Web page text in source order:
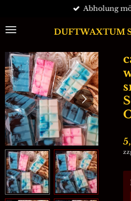
springen
DUFTWAXTUM
Abholung